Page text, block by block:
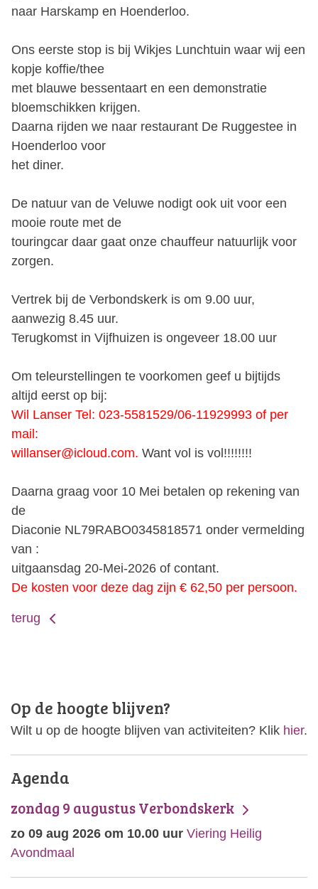
naar Harskamp en Hoenderloo.
Ons eerste stop is bij Wikjes Lunchtuin waar wij een
kopje koffie/thee
met blauwe bessentaart en een demonstratie
bloemschikken krijgen.
Daarna rijden we naar restaurant De Ruggestee in
Hoenderloo voor
het diner.
De natuur van de Veluwe nodigt ook uit voor een
mooie route met de
touringcar daar gaat onze chauffeur natuurlijk voor
zorgen.
Vertrek bij de Verbondskerk is om 9.00 uur,
aanwezig 8.45 uur.
Terugkomst in Vijfhuizen is ongeveer 18.00 uur
Om teleurstellingen te voorkomen geef u bijtijds
altijd eerst op bij:
Wil Lanser Tel: 023-5581529/06-11929993 of per
mail:
willanser@icloud.com. Want vol is vol!!!!!!!!
Daarna graag voor 10 Mei betalen op rekening van
de
Diaconie NL79RABO0345818571 onder vermelding
van :
uitgaansdag 20-Mei-2026 of contant.
De kosten voor deze dag zijn € 62,50 per persoon.
terug
Op de hoogte blijven?
Wilt u op de hoogte blijven van activiteiten? Klik hier.
Agenda
zondag 9 augustus Verbondskerk
zo 09 aug 2026 om 10.00 uur Viering Heilig
Avondmaal